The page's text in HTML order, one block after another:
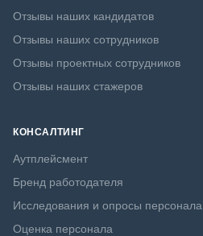
Отзывы наших кандидатов
Отзывы наших сотрудников
Отзывы проектных сотрудников
Отзывы наших стажеров
КОНСАЛТИНГ
Аутплейсмент
Бренд работодателя
Исследования и опросы персонала
Оценка персонала